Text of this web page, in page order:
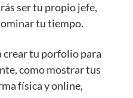
ser tu propio jefe,
tu tiempo.
crear tu porfolio para
como mostrar tus
física y online,